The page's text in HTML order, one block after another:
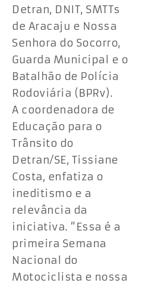
Detran, DNIT, SMTTs
de Aracaju e Nossa
Senhora do Socorro,
Guarda Municipal e o
Batalhão de Polícia
Rodoviária (BPRv).
A coordenadora de
Educação para o
Trânsito do
Detran/SE, Tissiane
Costa, enfatiza o
ineditismo e a
relevância da
iniciativa. “Essa é a
primeira Semana
Nacional do
Motociclista e nossa